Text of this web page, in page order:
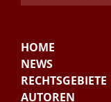
HOME
NEWS
RECHTSGEBIETE
AUTOREN